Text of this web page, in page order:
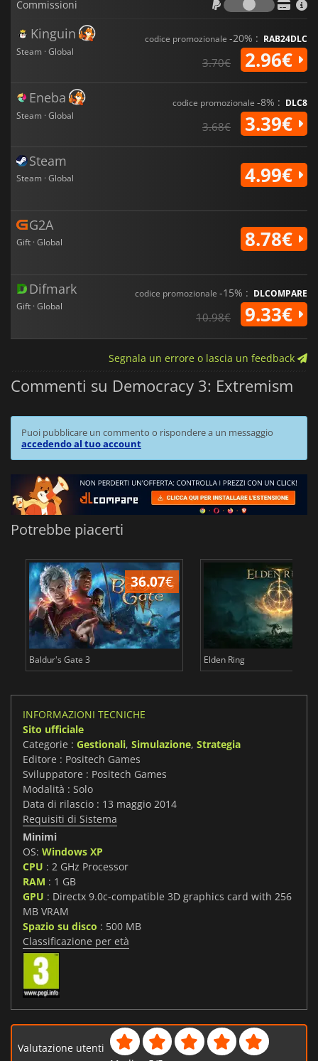
Commissioni
Kinguin
Steam · Global
codice promozionale -20% : RAB24DLC
3.70€ 2.96€
Eneba
Steam · Global
codice promozionale -8% : DLC8
3.68€ 3.39€
Steam
Steam · Global 4.99€
G2A
Gift · Global 8.78€
Difmark
Gift · Global
codice promozionale -15% : DLCOMPARE
10.98€ 9.33€
Segnala un errore o lascia un feedback
Commenti su Democracy 3: Extremism
Puoi pubblicare un commento o rispondere a un messaggio
accedendo al tuo account
Potrebbe piacerti
36.07€
Baldur's Gate 3 Elden Ring
INFORMAZIONI TECNICHE
Sito ufficiale
Categorie : Gestionali, Simulazione, Strategia
Editore : Positech Games
Sviluppatore : Positech Games
Modalità : Solo
Data di rilascio : 13 maggio 2014
Requisiti di Sistema
Minimi
OS: Windows XP
CPU : 2 GHz Processor
RAM : 1 GB
GPU : Directx 9.0c-compatible 3D graphics card with 256
MB VRAM
Spazio su disco : 500 MB
Classificazione per età
Valutazione utenti